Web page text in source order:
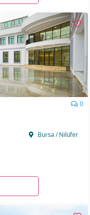
0
Bursa / Nilüfer